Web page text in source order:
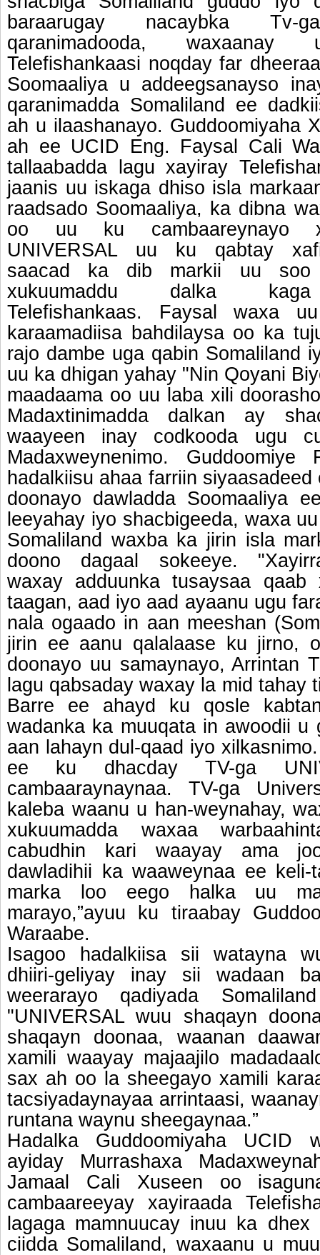
baraarugay nacaybka
qaranimadooda,
Telefishankaasi noqday far
Soomaaliya u addeegsanayso
qaranimadda Somaliland ee
ah u ilaashanayo. Guddoomiyaha
ah ee UCID Eng. Faysal Cali
tallaabadda lagu xayiray
jaanis uu iskaga dhiso isla
raadsado Soomaaliya, ka dibna
oo uu ku cambaareynayo
UNIVERSAL uu ku qabtay
saacad ka dib markii uu soo
xukuumaddu dalka kaga
Telefishankaas. Faysal waxa
karaamadiisa bahdilaysa oo ka
rajo dambe uga qabin Somaliland
uu ka dhigan yahay "Nin Qoyani
maadaama oo uu laba xili
Madaxtinimadda dalkan ay
waayeen inay codkooda ugu
Madaxweynenimo.
hadalkiisu ahaa farriin
doonayo dawladda Soomaaliya
leeyahay iyo shacbigeeda, waxa
Somaliland waxba ka jirin isla
doono dagaal sokeeye.
waxay adduunka tusaysaa qaab
taagan, aad iyo aad ayaanu ugu
nala ogaado in aan meeshan
jirin ee aanu qalalaase ku jirno,
doonayo uu samaynayo, Arrintan
lagu qabsaday waxay la mid tahay
Barre ee ahayd ku qosle
wadanka ka muuqata in awoodii u
aan lahayn dul-qaad iyo
ee ku dhacday TV-ga
cambaaraynaynaa. TV-ga
kaleba waanu u han-weynahay,
xukuumadda waxaa
cabudhin kari waayay ama
dawladihii ka waaweynaa ee keli-
marka loo eego halka uu
marayo,”ayuu ku tiraabay
Waraabe.
Isagoo hadalkiisa sii watayna
dhiiri-geliyay inay sii wadaan
weerarayo qadiyada
"UNIVERSAL wuu shaqayn
shaqayn doonaa, waanan
xamili waayay majaajilo
sax ah oo la sheegayo xamili
tacsiyadaynayaa arrintaasi,
runtana waynu sheegaynaa.”
Hadalka Guddoomiyaha UCID
ayiday Murrashaxa
Jamaal Cali Xuseen oo
cambaareeyay xayiraada
lagaga mamnuucay inuu ka dhex
ciidda Somaliland, waxaanu u